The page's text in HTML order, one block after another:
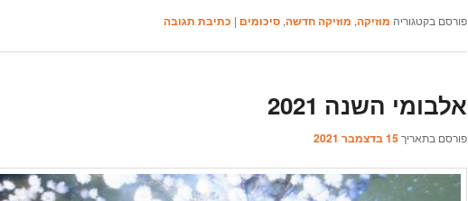
פורסם בקטגוריה מוזיקה, מוזיקה חדשה,סיכומים | כתיבת תגובה
אלבומי השנה 2021
פורסם בתאריך15 בדצמבר 2021